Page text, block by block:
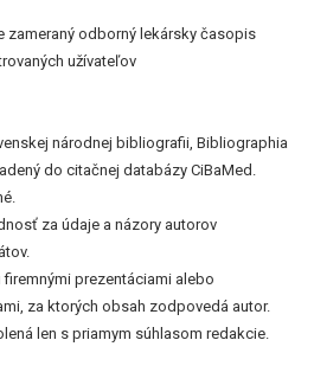
zameraný odborný lekársky časopis
užívateľov
národnej bibliografii, Bibliographia
do citačnej databázy CiBaMed.
za údaje a názory autorov
firemnými prezentáciami alebo
za ktorých obsah zodpovedá autor.
len s priamym súhlasom redakcie.